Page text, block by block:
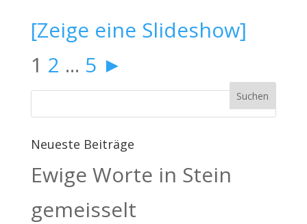
[Zeige eine Slideshow]
1 2 ... 5 ►
Neueste Beiträge
Ewige Worte in Stein
gemeisselt